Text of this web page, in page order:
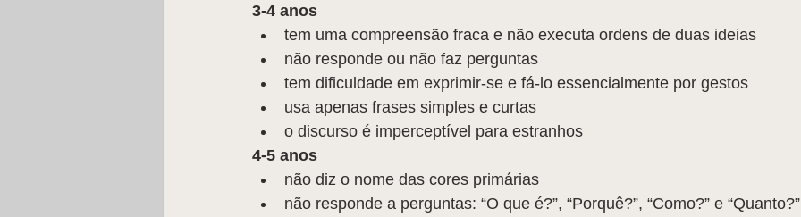
3-4 anos
tem uma compreensão fraca e não executa ordens de duas ideias
não responde ou não faz perguntas
tem dificuldade em exprimir-se e fá-lo essencialmente por gestos
usa apenas frases simples e curtas
o discurso é imperceptível para estranhos
4-5 anos
não diz o nome das cores primárias
não responde a perguntas: “O que é?”, “Porquê?”, “Como?” e